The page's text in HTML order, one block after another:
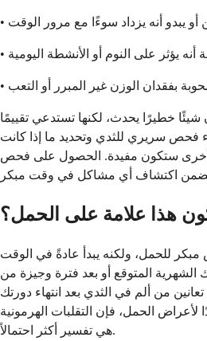
أو يبدو أنه يزداد سوءًا مع مرور الوقت
أنه يؤثر على النوم أو الأنشطة اليومية
بفقدان الوزن غير المبرر أو التعب
شيئًا خطيرًا يحدث، لكنها تستدعي تقييمًا
فحص سريري للثدي وتحديد ما إذا كانت
الأخرى ستكون مفيدة. الحصول على فحص
هذا علامة على الحمل؟
مبكر للحمل، ولكنه يبدأ عادةً في الوقت
الشهرية المتوقع أو بعد فترة وجيزة من
من ألم في الثدي بعد انتهاء دورتك
الحمل، فإن التقلبات الهرمونية
هي تفسير أكثر احتمالاً.